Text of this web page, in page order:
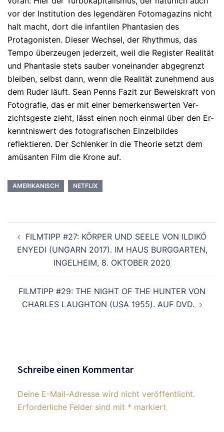
vor der Institution des legen­dä­ren Fo­to­magazins nicht
halt macht, dort die infantilen Phan­tasien des
Protagonisten. Dieser Wechsel, der Rhythmus, das
Tem­po über­zeu­gen jederzeit, weil die Register Realität
und Phan­tasie stets sau­ber voneinander abgegrenzt
bleiben, selbst dann, wenn die Rea­li­tät zunehmend aus
dem Ruder läuft. Sean Penns Fazit zur Beweiskraft von
Fotografie, das er mit einer bemer­kens­wer­ten Ver­
zichts­geste zieht, lässt einen noch einmal über den Er­
kennt­nis­wert des fo­togra­fischen Einzelbildes
reflektieren. Der Schlen­ker in die Theorie setzt dem
amüsanten Film die Krone auf.
AMERIKANISCH NETFLIX
Beitragsnavigation
FILMTIPP #27: KÖRPER UND SEELE VON ILDIKÓ
ENYEDI (UNGARN 2017). IM HAUS BURGGARTEN,
INGELHEIM, 8. OKTOBER 2020
FILMTIPP #29: THE NIGHT OF THE HUNTER VON
CHARLES LAUGHTON (USA 1955). AUF DVD.
Schreibe einen Kommentar
Deine E-Mail-Adresse wird nicht veröffentlicht.
Erforderliche Felder sind mit * markiert